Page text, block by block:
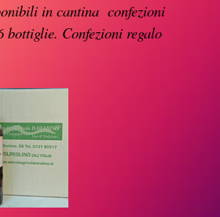
in cantina confezioni
bottiglie. Confezioni regalo